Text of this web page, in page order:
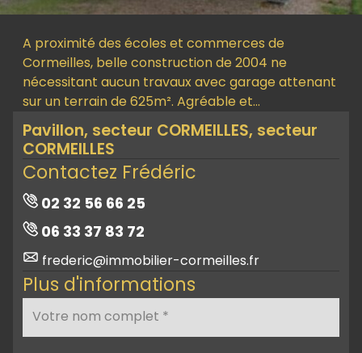
A proximité des écoles et commerces de
Cormeilles, belle construction de 2004 ne
nécessitant aucun travaux avec garage attenant
sur un terrain de 625m². Agréable et…
Pavillon, secteur CORMEILLES, secteur
CORMEILLES
Contactez Frédéric
02 32 56 66 25
06 33 37 83 72
frederic@immobilier-cormeilles.fr
Plus d'informations